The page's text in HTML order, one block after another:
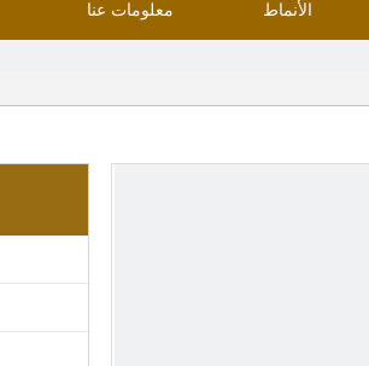
الأنماط معلومات عنا